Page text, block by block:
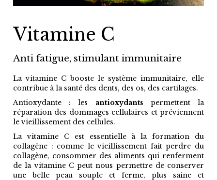
Vitamine C
anti fatigue, stimulant immunitaire
La vitamine C booste le système immunitaire, elle
contribue à la santé des dents, des os, des cartilages.
Antioxydante : les antioxydants permettent la
réparation des dommages cellulaires et préviennent
le vieillissement des cellules.
La vitamine C est essentielle à la formation du
collagène : comme le vieillissement fait perdre du
collagène, consommer des aliments qui renferment
de la vitamine C peut nous permettre de conserver
une belle peau souple et ferme, plus saine et